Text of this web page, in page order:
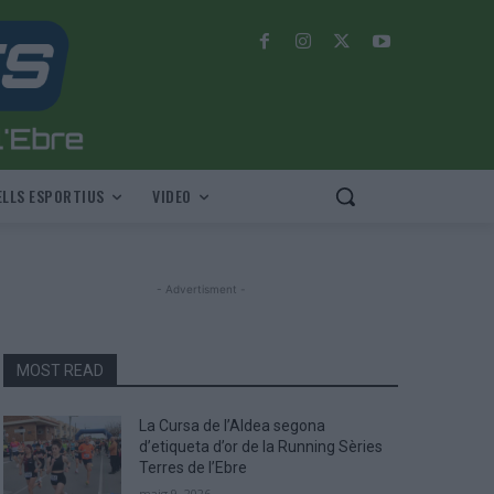
ESPORTIUS VIDEO
- Advertisment -
MOST READ
La Cursa de l’Aldea segona
d’etiqueta d’or de la Running Sèries
Terres de l’Ebre